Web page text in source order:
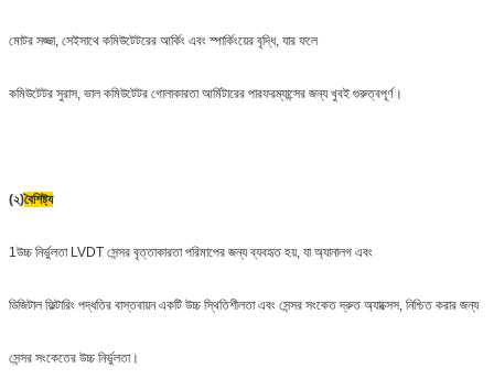
মোটর সজ্জা, সেইসাথে কমিউটেটরের আর্কিং এবং স্পার্কিংয়ের বৃদ্ধি, যার ফলে
কমিউটেটর সুরাস, ভাল কমিউটেটর গোলাকারতা আর্মিটারের পারফরম্যান্সের জন্য খুবই গুরুত্বপূর্ণ।
(২)বৈশিষ্ট্য
1উচ্চ নির্ভুলতা LVDT সেন্সর বৃত্তাকারতা পরিমাপের জন্য ব্যবহৃত হয়, যা অ্যানালগ এবং
ডিজিটাল ফিল্টারিং পদ্ধতির বাস্তবায়ন একটি উচ্চ স্থিতিশীলতা এবং সেন্সর সংকেত দ্রুত অ্যাক্সেস, নিশ্চিত করার জন্য
সেন্সর সংকেতের উচ্চ নির্ভুলতা।